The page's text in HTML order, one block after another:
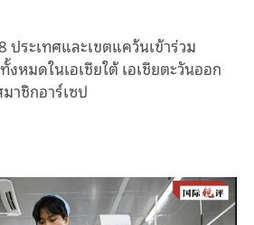
ประเทศและเขตแคว้นเข้าร่วม
หมดในเอเชียใต้ เอเชียตะวันออก
าชิกอาร์เซป